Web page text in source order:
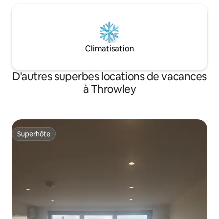
Climatisation
D'autres superbes locations de vacances
à Throwley
Superhôte
Superhôte